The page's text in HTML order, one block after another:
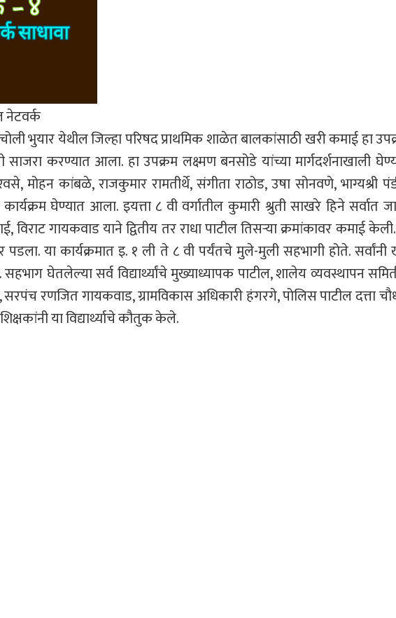
नेटवर्क
भुयार येथील जिल्हा परिषद प्राथमिक शाळेत बालकांसाठी खरी कमाई हा
साजरा करण्यात आला. हा उपक्रम लक्ष्मण बनसोडे यांच्या मार्गदर्शनाखाली
मोहन कांबळे, राजकुमार रामतीर्थे, संगीता राठोड, उषा सोनवणे, भाग्यश्री
घेण्यात आला. इयत्ता ८ वी वर्गातील कुमारी श्रुती साखरे हिने सर्वात
विराट गायकवाड याने द्वितीय तर राधा पाटील तिसऱ्या क्रमांकावर कमाई
पडला. या कार्यक्रमात इ. १ ली ते ८ वी पर्यंतचे मुले-मुली सहभागी होते.
घेतलेल्या सर्व विद्यार्थ्यांचे मुख्याध्यापक पाटील, शालेय व्यवस्थापन
रणजित गायकवाड, ग्रामविकास अधिकारी हंगरगे, पोलिस पाटील दत्ता
या विद्यार्थ्याचे कौतुक केले.